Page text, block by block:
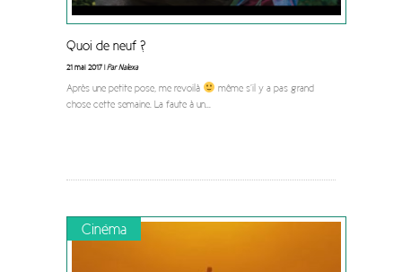
Quoi de neuf ?
21 mai 2017 |Par Nalexa
Après une petite pose, me revoilà
même s’il y a pas grand
chose cette semaine. La faute à un...
Cinéma